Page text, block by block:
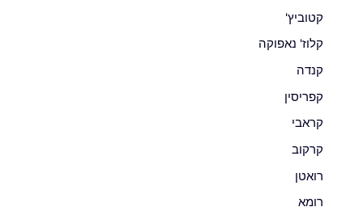
קטוביץ'
קלוז' נאפוקה
קנדה
קפריסין
קראבי
קרקוב
רואטן
רומא